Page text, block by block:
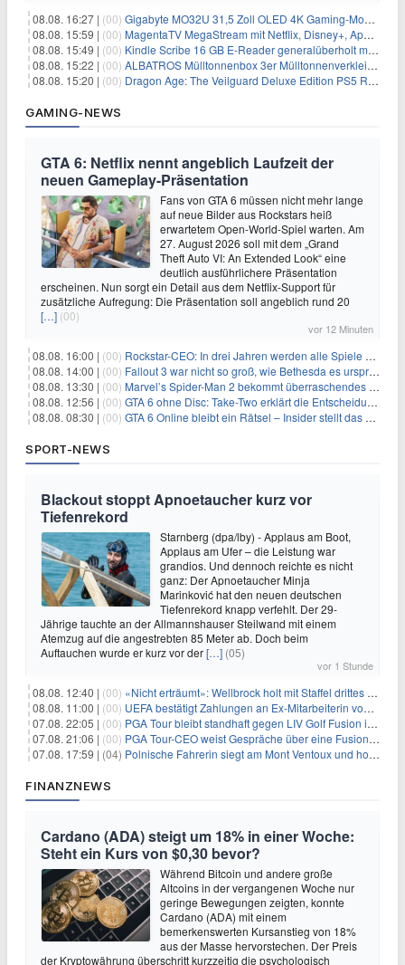
08.08. 16:27 | (00) Gigabyte MO32U 31,5 Zoll OLED 4K Gaming-Monitor für 549€
08.08. 15:59 | (00) MagentaTV MegaStream mit Netflix, Disney+, Apple TV+ & RTL+ für 30€/Monat (effektiv 20,83€/Monat)
08.08. 15:49 | (00) Kindle Scribe 16 GB E-Reader generalüberholt mit Eingabestift für 197,99€
08.08. 15:22 | (00) ALBATROS Mülltonnenbox 3er Mülltonnenverkleidung aus Metall für 577,15€
08.08. 15:20 | (00) Dragon Age: The Veilguard Deluxe Edition PS5 Rollenspiel für 13,76€
GAMING-NEWS
GTA 6: Netflix nennt angeblich Laufzeit der
neuen Gameplay-Präsentation
Fans von GTA 6 müssen nicht mehr lange
auf neue Bilder aus Rockstars heiß
erwartetem Open-World-Spiel warten. Am
27. August 2026 soll mit dem „Grand
Theft Auto VI: An Extended Look“ eine
deutlich ausführlichere Präsentation
erscheinen. Nun sorgt ein Detail aus dem Netflix-Support für
zusätzliche Aufregung: Die Präsentation soll angeblich rund 20
[…] (00)
vor 12 Minuten
08.08. 16:00 | (00) Rockstar-CEO: In drei Jahren werden alle Spiele gestreamt
08.08. 14:00 | (00) Fallout 3 war nicht so groß, wie Bethesda es ursprünglich wollte
08.08. 13:30 | (00) Marvel’s Spider-Man 2 bekommt überraschendes PS5-Update mit gewünschter Komfortfunktion
08.08. 12:56 | (00) GTA 6 ohne Disc: Take-Two erklärt die Entscheidung für Download-Codes
08.08. 08:30 | (00) GTA 6 Online bleibt ein Rätsel – Insider stellt das neue Gerücht klar
SPORT-NEWS
Blackout stoppt Apnoetaucher kurz vor
Tiefenrekord
Starnberg (dpa/lby) - Applaus am Boot,
Applaus am Ufer – die Leistung war
grandios. Und dennoch reichte es nicht
ganz: Der Apnoetaucher Minja
Marinković hat den neuen deutschen
Tiefenrekord knapp verfehlt. Der 29-
Jährige tauchte an der Allmannshauser Steilwand mit einem
Atemzug auf die angestrebten 85 Meter ab. Doch beim
Auftauchen wurde er kurz vor der[…] (05)
vor 1 Stunde
08.08. 12:40 | (00) «Nicht erträumt»: Wellbrock holt mit Staffel drittes EM-Gold
08.08. 11:00 | (00) UEFA bestätigt Zahlungen an Ex-Mitarbeiterin von Infantino
07.08. 22:05 | (00) PGA Tour bleibt standhaft gegen LIV Golf Fusion in einem sich wandelnden Sportumfeld
07.08. 21:06 | (00) PGA Tour-CEO weist Gespräche über eine Fusion mit LIV Golf zurück und bekräftigt die Wettbewerbslandschaft
07.08. 17:59 | (04) Polnische Fahrerin siegt am Mont Ventoux und holt Tour-Gelb
FINANZNEWS
Cardano (ADA) steigt um 18% in einer Woche:
Steht ein Kurs von $0,30 bevor?
Während Bitcoin und andere große
Altcoins in der vergangenen Woche nur
geringe Bewegungen zeigten, konnte
Cardano (ADA) mit einem
bemerkenswerten Kursanstieg von 18%
aus der Masse hervorstechen. Der Preis
der Kryptowährung überschritt kurzzeitig die psychologisch